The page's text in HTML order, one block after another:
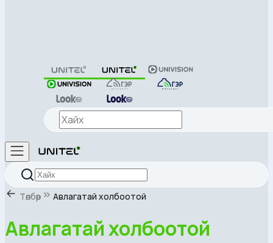
Төлбөр Авлагатай холбоотой
Авлагатай холбоотой